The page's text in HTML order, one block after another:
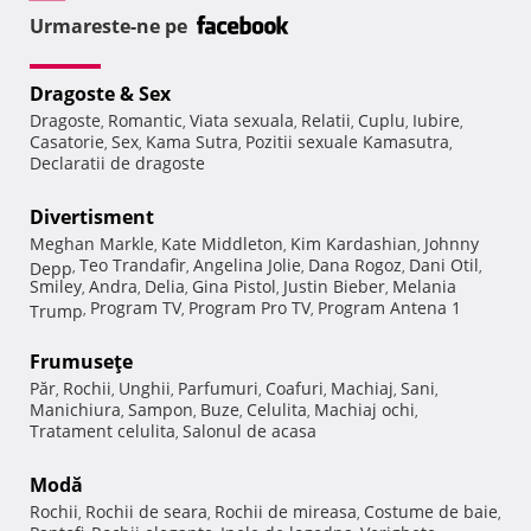
Urmareste-ne pe
Dragoste & Sex
Dragoste, Romantic, Viata sexuala, Relatii, Cuplu, Iubire,
Casatorie, Sex, Kama Sutra, Pozitii sexuale Kamasutra,
Declaratii de dragoste
Divertisment
Meghan Markle, Kate Middleton, Kim Kardashian, Johnny
Depp, Teo Trandafir, Angelina Jolie, Dana Rogoz, Dani Otil,
Smiley, Andra, Delia, Gina Pistol, Justin Bieber, Melania
Trump, Program TV, Program Pro TV, Program Antena 1
Frumuseţe
Păr, Rochii, Unghii, Parfumuri, Coafuri, Machiaj, Sani,
Manichiura, Sampon, Buze, Celulita, Machiaj ochi,
Tratament celulita, Salonul de acasa
Modă
Rochii, Rochii de seara, Rochii de mireasa, Costume de baie,